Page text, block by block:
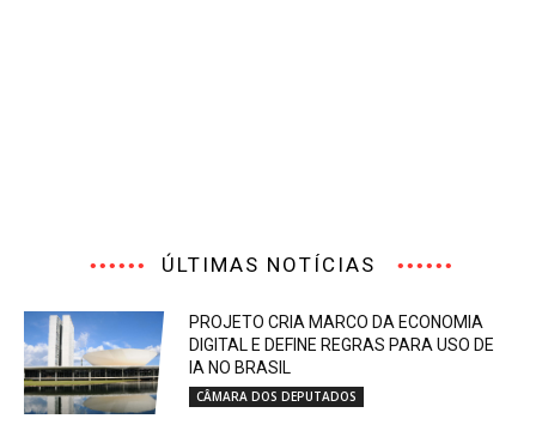
ÚLTIMAS NOTÍCIAS
PROJETO CRIA MARCO DA ECONOMIA
DIGITAL E DEFINE REGRAS PARA USO DE
IA NO BRASIL
CÂMARA DOS DEPUTADOS